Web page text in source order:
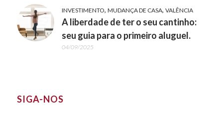
INVESTIMENTO, MUDANÇA DE CASA, VALÊNCIA
A liberdade de ter o seu cantinho:
seu guia para o primeiro aluguel.
04/09/2025
SIGA-NOS